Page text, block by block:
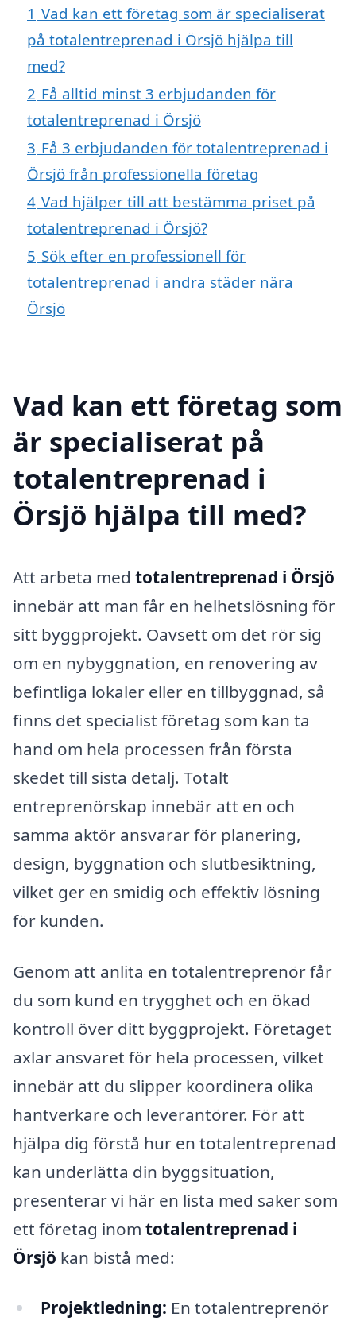
1 Vad kan ett företag som är specialiserat
på totalentreprenad i Örsjö hjälpa till
med?
2 Få alltid minst 3 erbjudanden för
totalentreprenad i Örsjö
3 Få 3 erbjudanden för totalentreprenad i
Örsjö från professionella företag
4 Vad hjälper till att bestämma priset på
totalentreprenad i Örsjö?
5 Sök efter en professionell för
totalentreprenad i andra städer nära
Örsjö
Vad kan ett företag som
är specialiserat på
totalentreprenad i
Örsjö hjälpa till med?
Att arbeta med totalentreprenad i Örsjö
innebär att man får en helhetslösning för
sitt byggprojekt. Oavsett om det rör sig
om en nybyggnation, en renovering av
befintliga lokaler eller en tillbyggnad, så
finns det specialist företag som kan ta
hand om hela processen från första
skedet till sista detalj. Totalt
entreprenörskap innebär att en och
samma aktör ansvarar för planering,
design, byggnation och slutbesiktning,
vilket ger en smidig och effektiv lösning
för kunden.
Genom att anlita en totalentreprenör får
du som kund en trygghet och en ökad
kontroll över ditt byggprojekt. Företaget
axlar ansvaret för hela processen, vilket
innebär att du slipper koordinera olika
hantverkare och leverantörer. För att
hjälpa dig förstå hur en totalentreprenad
kan underlätta din byggsituation,
presenterar vi här en lista med saker som
ett företag inom totalentreprenad i
Örsjö kan bistå med:
Projektledning: En totalentreprenör